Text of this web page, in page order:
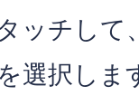
ッチし
選択しま